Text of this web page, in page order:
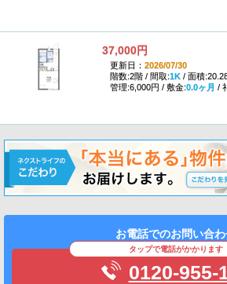
37,000円
更新日： 2026/07/30
階数:2階 / 間取:1K/ 面積
管理:6,000円 / 敷金:0.0ヶ月 /
お電話でのお問い合
タップで電話がかかります
0120-955-